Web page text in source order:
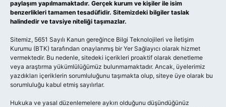
paylaşım yapılmamaktadır. Gerçek kurum ve kişiler ile isim
benzerlikleri tamamen tesadüfidir. Sitemizdeki bilgiler taslak
halindedir ve tavsiye niteliği taşımazlar.
Sitemiz, 5651 Sayılı Kanun gereğince Bilgi Teknolojileri ve İletişim
Kurumu (BTK) tarafından onaylanmış bir Yer Sağlayıcı olarak hizmet
vermektedir. Bu nedenle, sitedeki içerikleri proaktif olarak denetleme
veya araştırma yükümlülüğümüz bulunmamaktadır. Ancak, üyelerimiz
yazdıkları içeriklerin sorumluluğunu taşımakta olup, siteye üye olarak bu
sorumluluğu kabul etmiş sayılırlar.
Hukuka ve yasal düzenlemelere aykırı olduğunu düşündüğünüz